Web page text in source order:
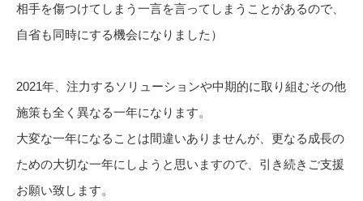
相手を傷つけてしまう一言を言ってしまうことがあるので、
自省も同時にする機会になりました）
2021年、注力するソリューションや中期的に取り組むその他
施策も全く異なる一年になります。
大変な一年になることは間違いありませんが、更なる成長の
ための大切な一年にしようと思いますので、引き続きご支援
お願い致します。